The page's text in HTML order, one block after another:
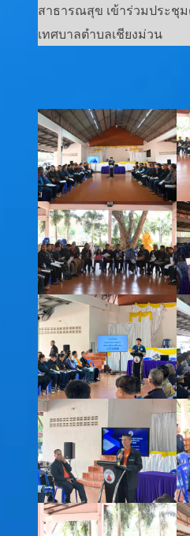
สาธารณสุข เข้าร่วมประ
เทศบาลตำบลเชียงม่วน